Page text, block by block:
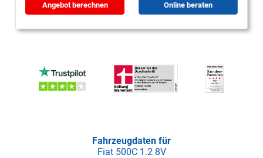
Angebot berechnen Online beraten
Fahrzeugdaten für
Fiat 500C 1.2 8V